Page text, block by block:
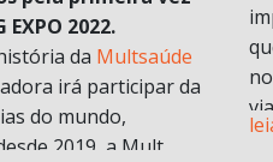
EXPO 2022.
da Multsaúde
irá participar da
do mundo,
2019, a Mult